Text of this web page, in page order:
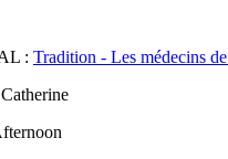
: Tradition - Les médecins